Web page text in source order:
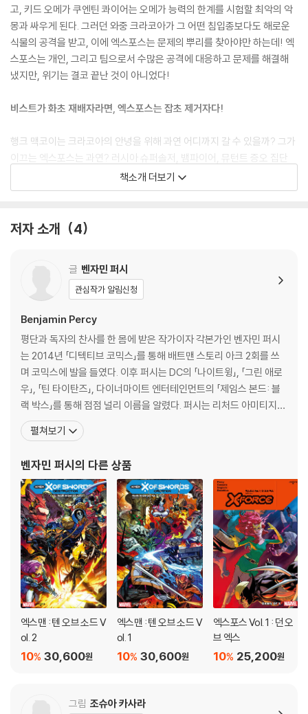
고, 키드 오메가 쿠엔틴 콰이어는 오메가 능력의 한계를 시험할 최악의 악
몽과 싸우게 된다. 그러던 와중 크라코아가 그 어떤 침입종보다도 해로운
식물의 공격을 받고, 이에 엑스포스는 문제의 뿌리를 찾아야만 하는데! 엑
스포스는 개인, 그리고 팀으로서 수많은 공격에 대응하고 문제를 해결해
냈지만, 위기는 결코 끝난 것이 아니었다!
비스트가 화초 재배자라면, 엑스포스는 잡초 제거자다!
행크 맥코이는 크라코아의 안녕을 위해 과연 어디까지 갈 수 있을까? 그가
이끄는 엑스포스는 과연? 러시아 슈퍼솔저, 뱀파이어, 뮤턴트 증오 집단
등 뮤턴트를 위협하는 요소들이 급증하고, 그 중심에는 오메가 레드가 있
었다. 그러나 뮤턴트가 잠시 다른 곳에 정신이 팔려 있는 사이 깊은 바다 속
베테랑 뮤턴트 전사 울버린마저 긴장하게 만들기에 충분했다. 엑스포스 멤
과 마주한 뒤에도 다시금 자신을 추스려 강하게 일어설 수 있을까? 엑스포
스 개편 후 첫 헬파이어 갈라에서 그들은 파티의 평화를 유지하고 불청객
은 그중 더 공격적이기 마련이다. 전 세계를 무대로 한 무기 경쟁이 점점 치
열해지는 가운데, 헬파이어 갈라를 계기로 이번에는 크라코아가 그 목표물
이 되어 잿더미가 될 위기에 처한다. 엑스포스가 이 사악한 침입자를 막아
내지 못한다면 크라코아 시대는 짧은 역사 끝에 종말을 맞이하게 될지도
모른다. 콜로서스는 어느 날 뜻밖의 행동을 보이고, 울버린은 지구에서 가
장 위험한 파도를 타며, 블랙 톰은 미지의 세계 속 깊이 빠져 들어간다. 그
와중에 실연의 아픔으로 고통받을 뮤턴트는 과연 누가 될까? 그리고 충격
적인 배신에 가슴이 찢어질 뮤턴트는 누가 될 것인가?
벤자민 퍼시, 조슈아 카사라, 개리 브라운, 로버트 길, 마틴 코콜로, 스콧 이
튼, 오렌 주니어, JP 메이어, 구루-eFX, 매튜 윌슨이 참여한 「엑스포스」(2
019) #15-26, 「울버린」(2020) #13 및 「엑스팩터」(2020) #10의 일부
수록.
책소개 더보기
저자 소개 4
글 벤자민 퍼시
관심작가 알림신청
Benjamin Percy
평단과 독자의 찬사를 한 몸에 받은 작가이자 각본가인 벤자민 퍼시
는 2014년 「디텍티브 코믹스」를 통해 배트맨 스토리 아크 2회를 쓰
며 코믹스에 발을 들였다. 이후 퍼시는 DC의 「나이트윙」, 「그린 애로
우」, 「틴 타이탄즈」, 다이너마이트 엔터테인먼트의 「제임스 본드: 블
랙 박스」를 통해 점점 널리 이름을 알렸다. 퍼시는 리처드 아미티지가
출연하고 마블과 스티처가 제작한 울버린 팟캐스트의 각본을 두 시즌
동안 각각 「울버린: 롱 나이트」와 「울버린: 로스트 테일」이라는 제목
는 동시에 2018년 아이하트 라
펼쳐보기
벤자민 퍼시 의 다른 상품
엑스맨 : 텐 오브 소드 V
ol. 2
30,600원
10%
엑스맨 : 텐 오브 소드 V
ol. 1
30,600원
10%
엑스포스 Vol. 1 : 던 오
브 엑스
25,200원
10%
그림 조슈아 카사라